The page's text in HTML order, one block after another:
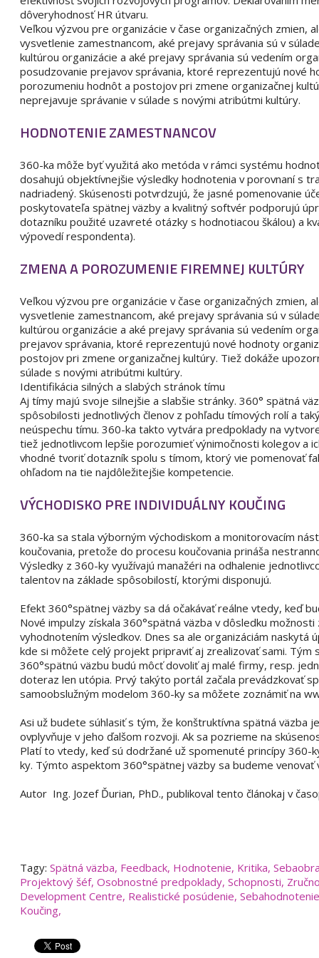
dôveryhodnosť HR útvaru.
Veľkou výzvou pre organizácie v čase organizačných zmien,
vysvetlenie zamestnancom, aké prejavy správania sú v
kultúrou organizácie a aké prejavy správania sú vedením
posudzovanie prejavov správania, ktoré reprezentujú nové
porozumeniu hodnôt a postojov pri zmene organizačnej
neprejavuje správanie v súlade s novými atribútmi kultúry.
HODNOTENIE ZAMESTNANCOV
360-ka môže byť využitá ako metóda v rámci systému
dosahujú objektívnejšie výsledky hodnotenia v porovnaní s
nadriadený. Skúsenosti potvrdzujú, že jasné pomenovanie
poskytovateľa spätnej väzby a kvalitný softvér podporujú
dotazníku použité uzavreté otázky s hodnotiacou škálou) a
výpovedí respondenta).
ZMENA A POROZUMENIE FIREMNEJ KULTÚRY
Veľkou výzvou pre organizácie v čase organizačných zmien,
vysvetlenie zamestnancom, aké prejavy správania sú v
kultúrou organizácie a aké prejavy správania sú vedením
prejavov správania, ktoré reprezentujú nové hodnoty
postojov pri zmene organizačnej kultúry. Tiež dokáže
súlade s novými atribútmi kultúry.
Identifikácia silných a slabých stránok tímu
Aj tímy majú svoje silnejšie a slabšie stránky. 360° spätná
spôsobilosti jednotlivých členov z pohľadu tímových rolí a
neúspechu tímu. 360-ka takto vytvára predpoklady na
tiež jednotlivcom lepšie porozumieť výnimočnosti kolegov a
vhodné tvoriť dotazník spolu s tímom, ktorý vie pomenovať
ohľadom na tie najdôležitejšie kompetencie.
VÝCHODISKO PRE INDIVIDUÁLNY KOUČING
360-ka sa stala výborným východiskom a monitorovacím
koučovania, pretože do procesu koučovania prináša
Výsledky z 360-ky využívajú manažéri na odhalenie
talentov na základe spôsobilostí, ktorými disponujú.
Efekt 360°spätnej väzby sa dá očakávať reálne vtedy, keď
Nové impulzy získala 360°spätná väzba v dôsledku
vyhodnotením výsledkov. Dnes sa ale organizáciám naskytá
kde si môžete celý projekt pripraviť aj zrealizovať sami. Tým
360°spätnú väzbu budú môcť dovoliť aj malé firmy, resp.
doteraz len utópia. Prvý takýto portál začala prevádzkovať
samoobslužným modelom 360-ky sa môžete zoznámiť na
Asi už budete súhlasiť s tým, že konštruktívna spätná väzba
ovplyvňuje v jeho ďalšom rozvoji. Ak sa pozrieme na
Platí to vtedy, keď sú dodržané už spomenuté princípy 360-
ky. Týmto aspektom 360°spätnej väzby sa budeme venovať
Autor Ing. Jozef Ďurian, PhD., publikoval tento článokaj v
Tagy: Spätná väzba, Feedback, Hodnotenie, Kritika,
Projektový šéf, Osobnostné predpoklady, Schopnosti,
Development Centre, Realistické posúdenie, Sebahodnotenie
Koučing,